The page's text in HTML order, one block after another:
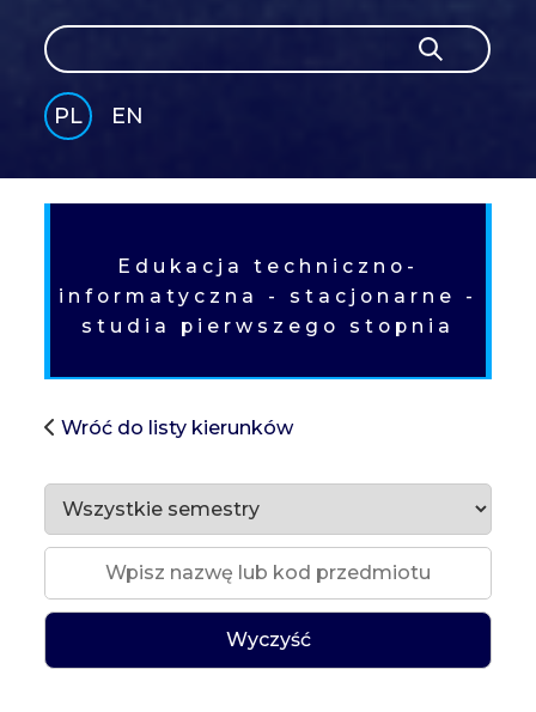
Szukaj
Szukaj
PL
EN
SH
Edukacja techniczno-
informatyczna - stacjonarne -
studia pierwszego stopnia
Wróć do listy kierunków
Wyczyść